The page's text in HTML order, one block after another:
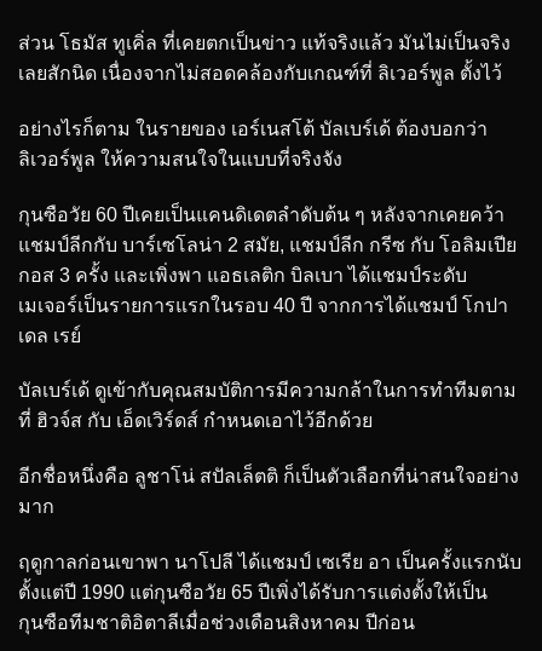
ส่วน โธมัส ทูเคิ่ล ที่เคยตกเป็นข่าว แท้จริงแล้ว มันไม่เป็นจริง
เลยสักนิด เนื่องจากไม่สอดคล้องกับเกณฑ์ที่ ลิเวอร์พูล ตั้งไว้
อย่างไรก็ตาม ในรายของ เอร์เนสโต้ บัลเบร์เด้ ต้องบอกว่า
ลิเวอร์พูล ให้ความสนใจในแบบที่จริงจัง
กุนซือวัย 60 ปีเคยเป็นแคนดิเดตลำดับต้น ๆ หลังจากเคยคว้า
แชมป์ลีกกับ บาร์เซโลน่า 2 สมัย, แชมป์ลีก กรีซ กับ โอลิมเปีย
กอส 3 ครั้ง และเพิ่งพา แอธเลติก บิลเบา ได้แชมป์ระดับ
เมเจอร์เป็นรายการแรกในรอบ 40 ปี จากการได้แชมป์ โกปา
เดล เรย์
บัลเบร์เด้ ดูเข้ากับคุณสมบัติการมีความกล้าในการทำทีมตาม
ที่ ฮิวจ์ส กับ เอ็ดเวิร์ดส์ กำหนดเอาไว้อีกด้วย
อีกชื่อหนึ่งคือ ลูชาโน่ สปัลเล็ตติ ก็เป็นตัวเลือกที่น่าสนใจอย่าง
มาก
ฤดูกาลก่อนเขาพา นาโปลี ได้แชมป์ เซเรีย อา เป็นครั้งแรกนับ
ตั้งแต่ปี 1990 แต่กุนซือวัย 65 ปีเพิ่งได้รับการแต่งตั้งให้เป็น
กุนซือทีมชาติอิตาลีเมื่อช่วงเดือนสิงหาคม ปีก่อน